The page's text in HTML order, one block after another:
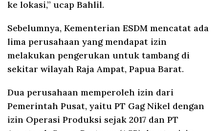
ke lokasi,” ucap Bahlil.
Sebelumnya, Kementerian ESDM mencatat ada
lima perusahaan yang mendapat izin
melakukan pengerukan untuk tambang di
sekitar wilayah Raja Ampat, Papua Barat.
Dua perusahaan memperoleh izin dari
Pemerintah Pusat, yaitu PT Gag Nikel dengan
izin Operasi Produksi sejak 2017 dan PT